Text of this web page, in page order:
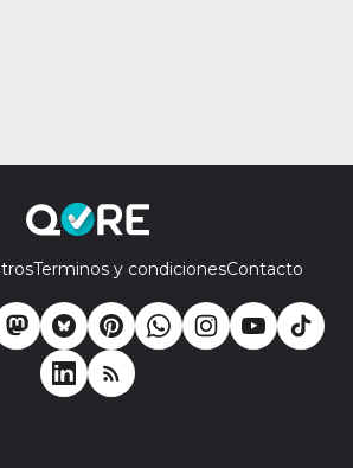
Terminos y condicionesContacto